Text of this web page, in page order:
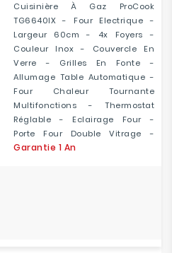
Cuisinière À Gaz ProCook
TG6640IX - Four Electrique -
Largeur 60cm - 4x Foyers -
Couleur Inox - Couvercle En
Verre - Grilles En Fonte -
Allumage Table Automatique -
Four Chaleur Tournante
Multifonctions - Thermostat
Réglable - Eclairage Four -
Porte Four Double Vitrage -
Garantie 1 An